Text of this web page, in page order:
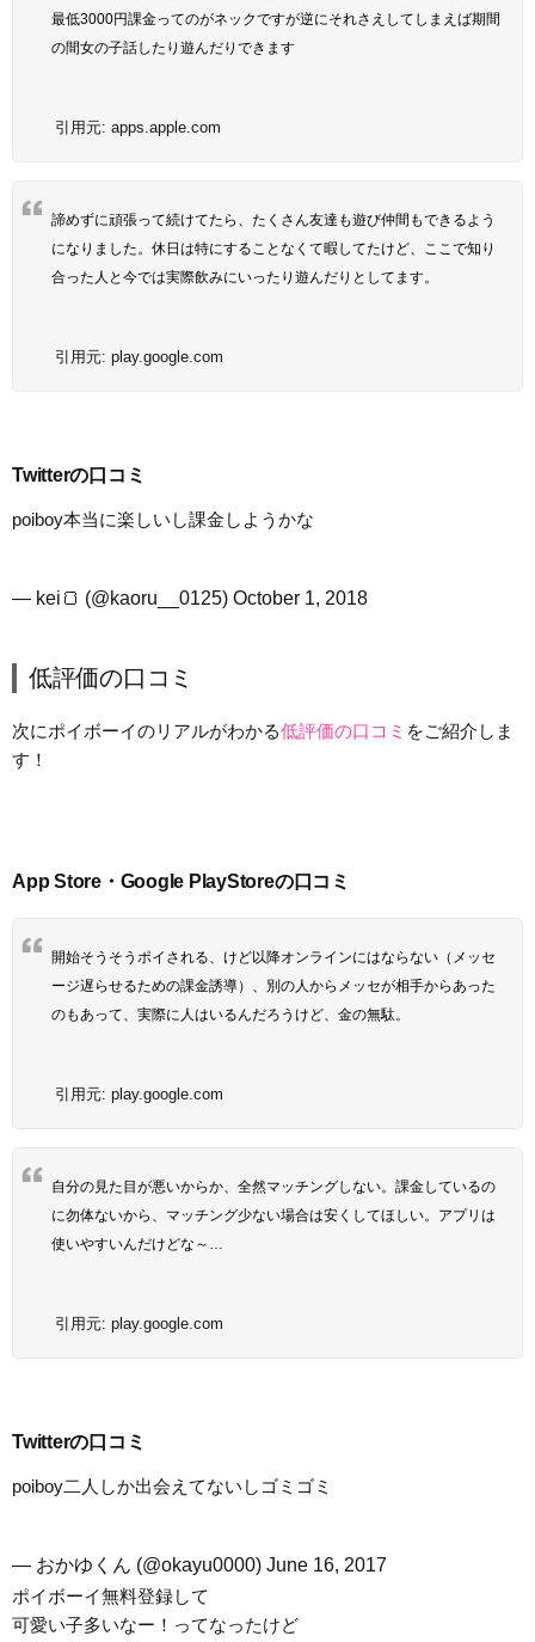
最低3000円課金ってのがネックですが逆にそれさえしてしまえば期間
の間女の子話したり遊んだりできます
引用元: apps.apple.com
諦めずに頑張って続けてたら、たくさん友達も遊び仲間もできるよう
になりました。休日は特にすることなくて暇してたけど、ここで知り
合った人と今では実際飲みにいったり遊んだりとしてます。
引用元: play.google.com
Twitterの口コミ
poiboy本当に楽しいし課金しようかな
— kei🍞 (@kaoru__0125) October 1, 2018
低評価の口コミ
次にポイボーイのリアルがわかる低評価の口コミ をご紹介しま
す！
App Store・Google PlayStoreの口コミ
開始そうそうポイされる、けど以降オンラインにはならない（メッセ
ージ遅らせるための課金誘導）、別の人からメッセが相手からあった
のもあって、実際に人はいるんだろうけど、金の無駄。
引用元: play.google.com
自分の見た目が悪いからか、全然マッチングしない。課金しているの
に勿体ないから、マッチング少ない場合は安くしてほしい。アプリは
使いやすいんだけどな～…
引用元: play.google.com
Twitterの口コミ
poiboy二人しか出会えてないしゴミゴミ
— おかゆくん (@okayu0000) June 16, 2017
ポイボーイ無料登録して
可愛い子多いなー！ってなったけど